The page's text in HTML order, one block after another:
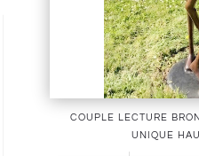
couple lecture
unique